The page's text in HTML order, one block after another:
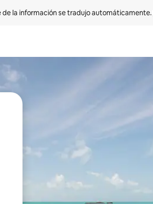
de la información se tradujo automáticamente.